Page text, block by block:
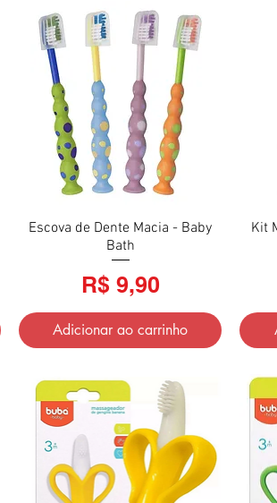
Visualização rápida
Escova de Dente Macia - Baby
Bath
Preço
R$ 9,90
Adicionar ao carrinho
Kit